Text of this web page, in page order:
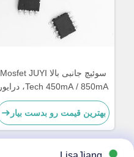
سوئیچ جانبی بالا Mosfet JUYI
Tech 450mA / 850mA، درایور
Bldc Mosfet سازگار با 3.3 ولت
منطقی
بهترین قیمت رو بدست بیار